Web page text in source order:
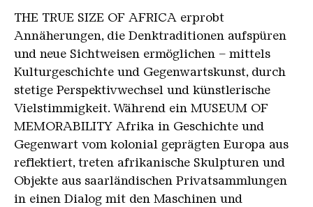
THE TRUE SIZE OF AFRICA erprobt
Annäherungen, die Denktraditionen aufspüren
und neue Sichtweisen ermöglichen – mittels
Kulturgeschichte und Gegenwartskunst, durch
stetige Perspektivwechsel und künstlerische
Vielstimmigkeit. Während ein MUSEUM OF
MEMORABILITY Afrika in Geschichte und
Gegenwart vom kolonial geprägten Europa aus
reflektiert, treten afrikanische Skulpturen und
Objekte aus saarländischen Privatsammlungen
in einen Dialog mit den Maschinen und